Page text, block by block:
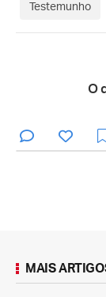
Testemunho
O
MAIS